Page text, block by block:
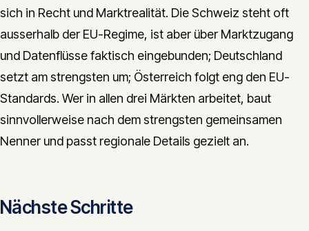
sich in Recht und Marktrealität. Die Schweiz steht oft
ausserhalb der EU-Regime, ist aber über Marktzugang
und Datenflüsse faktisch eingebunden; Deutschland
setzt am strengsten um; Österreich folgt eng den EU-
Standards. Wer in allen drei Märkten arbeitet, baut
sinnvollerweise nach dem strengsten gemeinsamen
Nenner und passt regionale Details gezielt an.
Nächste Schritte